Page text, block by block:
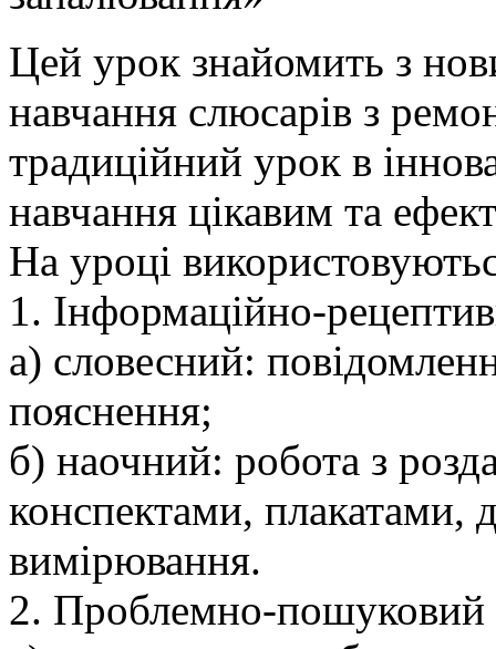
Цей урок знайомить з
навчання слюсарів з
традиційний урок в
навчання цікавим та
На уроці
1. Інформаційно-
а) словесний:
пояснення;
б) наочний: робота з
конспектами,
вимірювання.
2. Проблемно-пошуковий